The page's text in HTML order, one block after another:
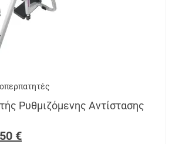
Ρυθμιζόμενης Αντίστασης
€